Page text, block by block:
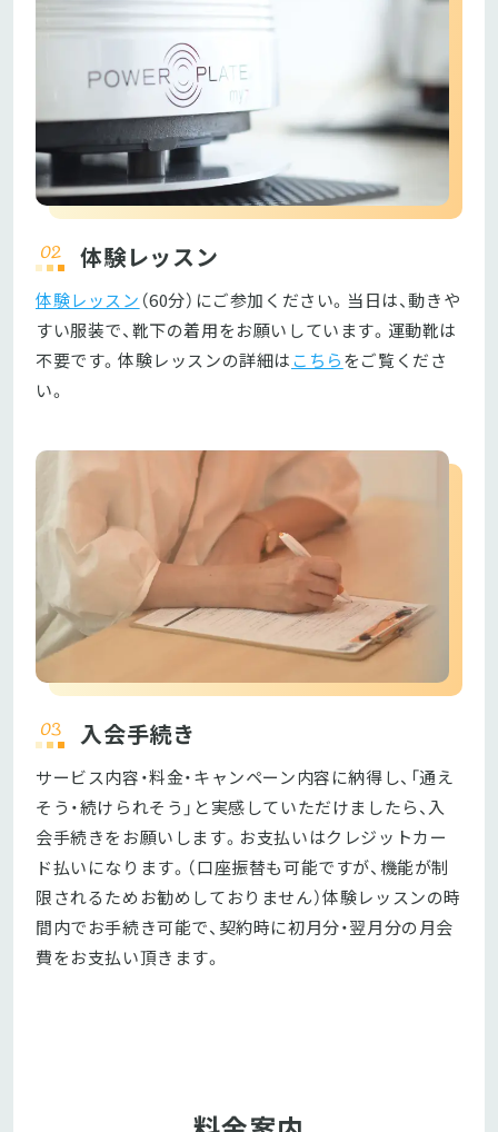
体験レッスン
体験レッスン （60分）にご参加ください。当日は、動きや
すい服装で、靴下の着用をお願いしています。運動靴は
不要です。体験レッスンの詳細はこちらをご覧くださ
い。
入会手続き
サービス内容・料金・キャンペーン内容に納得し、「通え
そう・続けられそう」と実感していただけましたら、入
会手続きをお願いします。お支払いはクレジットカー
ド払いになります。（口座振替も可能ですが、機能が制
限されるためお勧めしておりません）体験レッスンの時
間内でお手続き可能で、契約時に初月分・翌月分の月会
費をお支払い頂きます。